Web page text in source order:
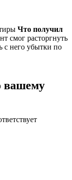
Что получил
смог расторгнуть
с него убытки по
вашему